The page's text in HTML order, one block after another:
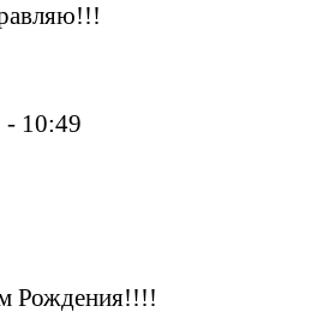
- 10:49
Рождения!!!!